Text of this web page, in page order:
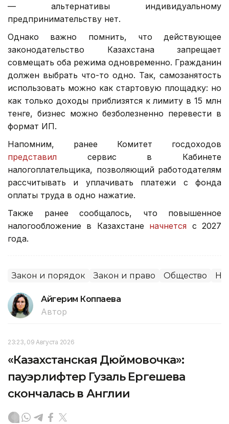
— альтернативы индивидуальному
предпринимательству нет.
Однако важно помнить, что действующее
законодательство Казахстана запрещает
совмещать оба режима одновременно. Гражданин
должен выбрать что-то одно. Так, самозанятость
использовать можно как стартовую площадку: но
как только доходы приблизятся к лимиту в 15 млн
тенге, бизнес можно безболезненно перевести в
формат ИП.
Напомним, ранее Комитет госдоходов
представил сервис в Кабинете
налогоплательщика, позволяющий работодателям
рассчитывать и уплачивать платежи с фонда
оплаты труда в одно нажатие.
Также ранее сообщалось, что повышенное
налогообложение в Казахстане начнется с 2027
года.
Закон и порядок Закон и право Общество
Айгерим Коппаева
Автор
23:23, 09 Августа 2026
«Казахстанская Дюймовочка»:
пауэрлифтер Гузаль Ергешева
скончалась в Англии